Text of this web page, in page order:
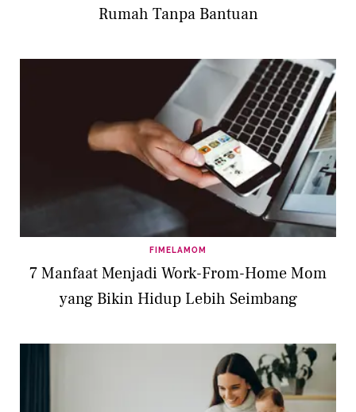
Rumah Tanpa Bantuan
FIMELAMOM
7 Manfaat Menjadi Work-From-Home Mom
yang Bikin Hidup Lebih Seimbang